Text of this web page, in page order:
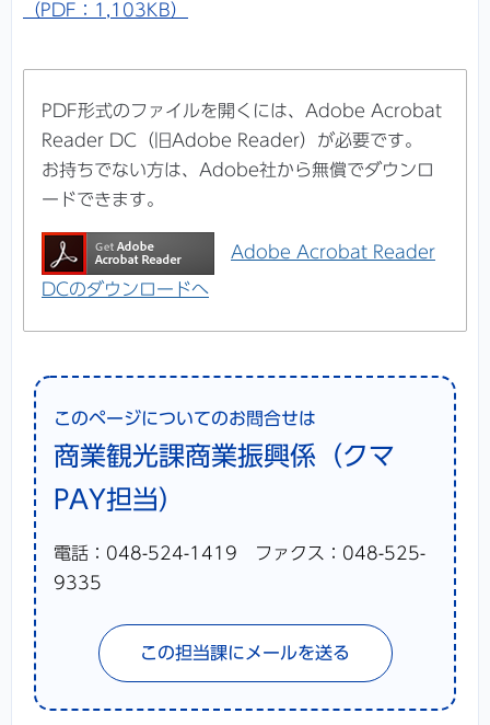
（PDF：1,103KB）
PDF形式のファイルを開くには、Adobe Acrobat
Reader DC（旧Adobe Reader）が必要です。
お持ちでない方は、Adobe社から無償でダウンロ
ードできます。
Adobe Acrobat Reader
DCのダウンロードへ
このページについてのお問合せは
商業観光課商業振興係（クマ
PAY担当）
電話：048-524-1419 ファクス：048-525-
9335
この担当課にメールを送る